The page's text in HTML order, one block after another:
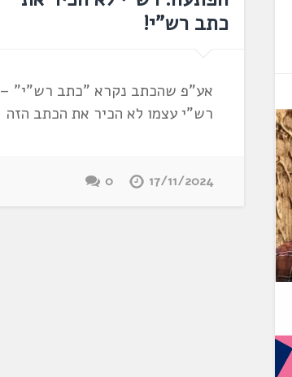
כתב רש"י!
אע"פ שהכתב נקרא "כתב רש"י" –
רש"י עצמו לא הכיר את הכתב הזה
17/11/2024
0